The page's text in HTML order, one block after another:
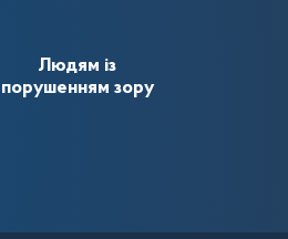
Людям із
порушенням зору